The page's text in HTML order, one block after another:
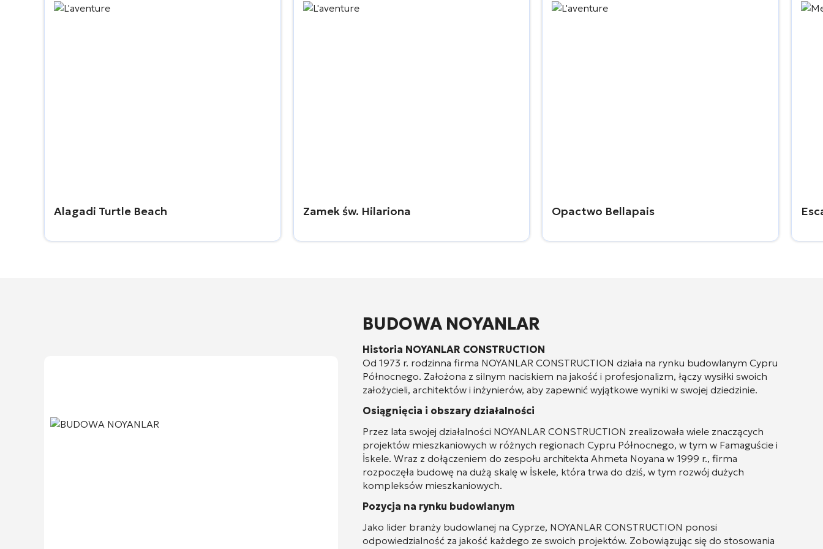
Alagadi Turtle Beach Zamek św. Hilariona Opactwo Bellapais
BUDOWA NOYANLAR
Historia NOYANLAR CONSTRUCTION
Od 1973 r. rodzinna firma NOYANLAR CONSTRUCTION działa na rynku budowlanym Cypru
Północnego. Założona z silnym naciskiem na jakość i profesjonalizm, łączy wysiłki swoich
założycieli, architektów i inżynierów, aby zapewnić wyjątkowe wyniki w swojej dziedzinie.
Osiągnięcia i obszary działalności
Przez lata swojej działalności NOYANLAR CONSTRUCTION zrealizowała wiele znaczących
projektów mieszkaniowych w różnych regionach Cypru Północnego, w tym w Famaguście i
İskele. Wraz z dołączeniem do zespołu architekta Ahmeta Noyana w 1999 r., firma
rozpoczęła budowę na dużą skalę w İskele, która trwa do dziś, w tym rozwój dużych
kompleksów mieszkaniowych.
Pozycja na rynku budowlanym
Jako lider branży budowlanej na Cyprze, NOYANLAR CONSTRUCTION ponosi
odpowiedzialność za jakość każdego ze swoich projektów. Zobowiązując się do stosowania